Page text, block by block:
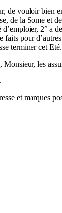
de vouloir bien
de la Some et
d’emploier, 2° a
faits pour
terminer cet Eté.
Monsieur, les
et marques